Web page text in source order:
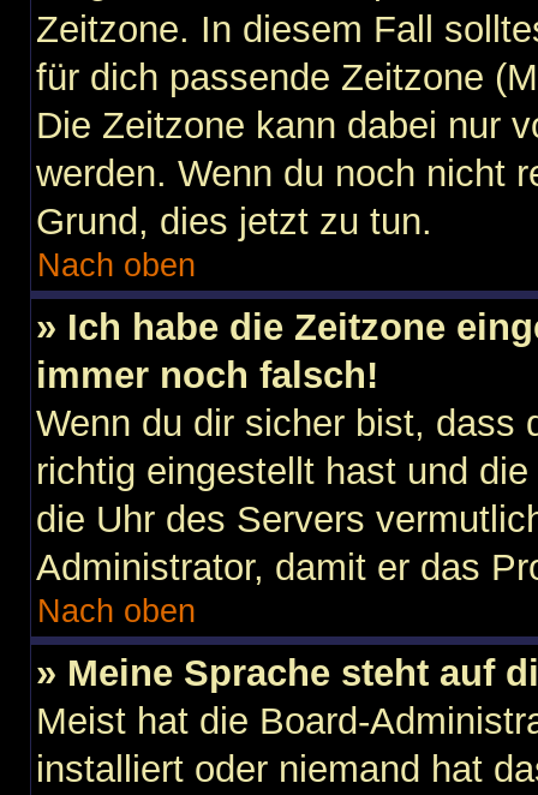
Zeitzone. In diesem Fall
für dich passende Zeitzone
Die Zeitzone kann dabei nur
werden. Wenn du noch nicht
Grund, dies jetzt zu tun.
Nach oben
» Ich habe die Zeitzone
immer noch falsch!
Wenn du dir sicher bist, dass
richtig eingestellt hast und
die Uhr des Servers
Administrator, damit er das
Nach oben
» Meine Sprache steht auf
Meist hat die Board-
installiert oder niemand hat